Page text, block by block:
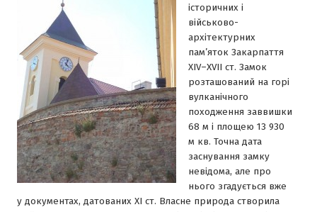
історичних і
військово-
архітектурних
пам’яток Закарпаття
ХІV–ХVІІ ст. Замок
розташований на горі
вулканічного
походження заввишки
68 м і площею 13 930
м кв. Точна дата
заснування замку
невідома, але про
нього згадується вже
у документах, датованих XI ст. Власне природа створила